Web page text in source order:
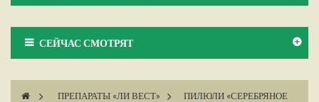
СЕЙЧАС СМОТРЯТ
> ПРЕПАРАТЫ «ЛИ ВЕСТ» >
ПИЛЮЛИ «СЕРЕБРЯНОЕ